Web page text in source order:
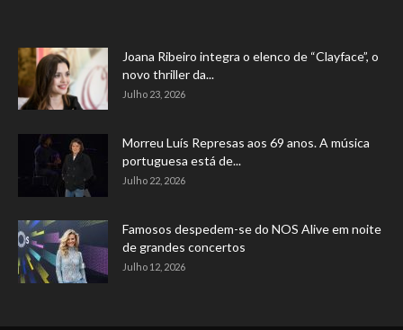
Joana Ribeiro integra o elenco de “Clayface”, o
novo thriller da...
Julho 23, 2026
Morreu Luís Represas aos 69 anos. A música
portuguesa está de...
Julho 22, 2026
Famosos despedem-se do NOS Alive em noite
de grandes concertos
Julho 12, 2026